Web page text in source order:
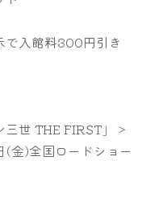
入館料300円引き
三世 THE FIRST」＞
金)全国ロードショー